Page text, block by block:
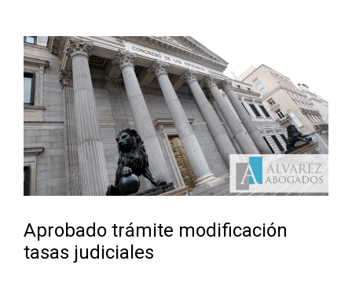
Aprobado trámite modificación
tasas judiciales